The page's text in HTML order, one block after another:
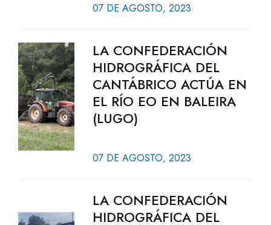
07 DE AGOSTO, 2023
LA CONFEDERACIÓN
HIDROGRÁFICA DEL
CANTÁBRICO ACTÚA EN
EL RÍO EO EN BALEIRA
(LUGO)
07 DE AGOSTO, 2023
LA CONFEDERACIÓN
HIDROGRÁFICA DEL